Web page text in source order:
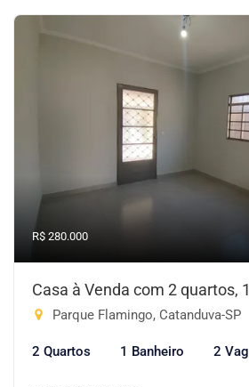
R$ 280.000
Casa à Venda com 2 quartos,
Parque Flamingo, Catanduva-SP
2 Quartos 1 Banheiro 2